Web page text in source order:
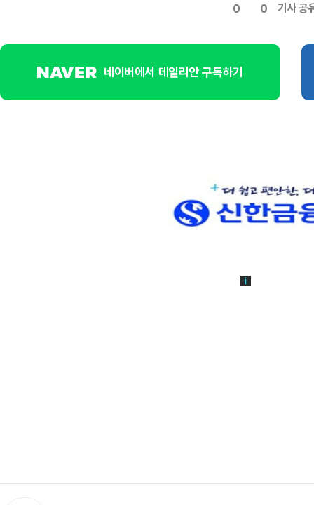
0 0 기사 공
네이버에서 데일리안 구독하기